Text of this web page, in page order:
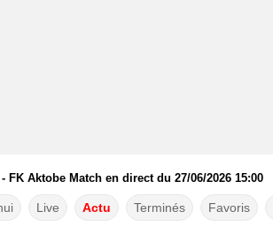
FK Aktobe Match en direct du 27/06/2026 15:00
Live Actu Terminés Favoris